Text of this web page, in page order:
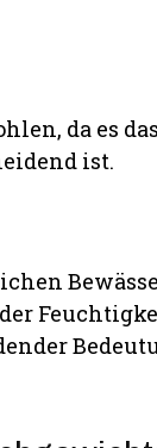
da es
ist.